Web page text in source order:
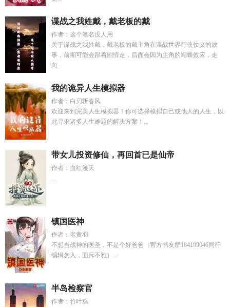
谍战之我姓戴，戴老板的戴
作者：这个笔名没人用
关于谍战之我姓戴，戴老板的戴主角在谍战世界行侠仗义的故
事，前期可能会跟着剧情走，后面会因为主角的蝴蝶效应，走
向...
我的诡异人生模拟器
作者：白刃斩春风
欢迎来到完美人生模拟器！你可选择模拟自己或他人的人生，以
此寻求诸多人生难题的解决方案！...
带女儿投资修仙，再回首已是仙帝
作者：血红漫天
...
镇国医神
作者：老黄羽
不想当战神的医圣，不是个好爸爸（官方书友群184199046同行
编辑勿入，面斥不雅）...
半岛检察官
作者：竹叶糕